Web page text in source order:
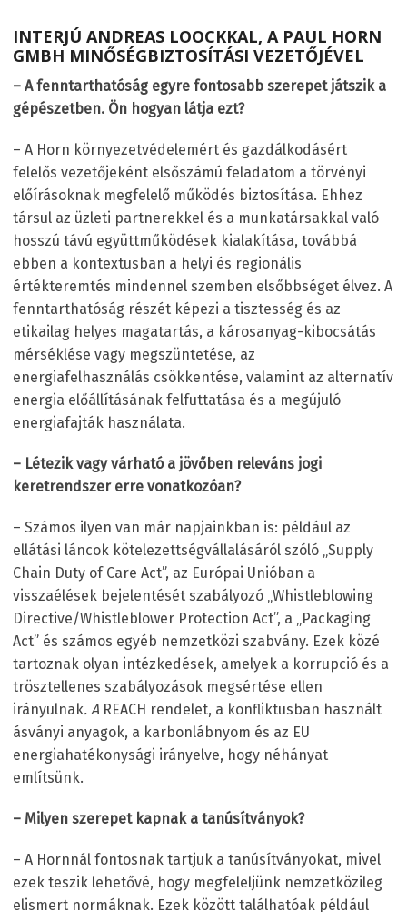
INTERJÚ ANDREAS LOOCKKAL, A PAUL HORN
GMBH MINŐSÉGBIZTOSÍTÁSI VEZETŐJÉVEL
– A fenntarthatóság egyre fontosabb szerepet játszik a
gépészetben. Ön hogyan látja ezt?
– A Horn környezetvédelemért és gazdálkodásért
felelős vezetőjeként elsőszámú feladatom a törvényi
előírásoknak megfelelő működés biztosítása. Ehhez
társul az üzleti partnerekkel és a munkatársakkal való
hosszú távú együttműködések kialakítása, továbbá
ebben a kontextusban a helyi és regionális
értékteremtés mindennel szemben elsőbbséget élvez. A
fenntarthatóság részét képezi a tisztesség és az
etikailag helyes magatartás, a károsanyag-kibocsátás
mérséklése vagy megszüntetése, az
energiafelhasználás csökkentése, valamint az alternatív
energia előállításának felfuttatása és a megújuló
energiafajták használata.
– Létezik vagy várható a jövőben releváns jogi
keretrendszer erre vonatkozóan?
– Számos ilyen van már napjainkban is: például az
ellátási láncok kötelezettségvállalásáról szóló „Supply
Chain Duty of Care Act”, az Európai Unióban a
visszaélések bejelentését szabályozó „Whistleblowing
Directive/Whistleblower Protection Act”, a „Packaging
Act” és számos egyéb nemzetközi szabvány. Ezek közé
tartoznak olyan intézkedések, amelyek a korrupció és a
trösztellenes szabályozások megsértése ellen
irányulnak. A REACH rendelet, a konfliktusban használt
ásványi anyagok, a karbonlábnyom és az EU
energiahatékonysági irányelve, hogy néhányat
említsünk.
– Milyen szerepet kapnak a tanúsítványok?
– A Hornnál fontosnak tartjuk a tanúsítványokat, mivel
ezek teszik lehetővé, hogy megfeleljünk nemzetközileg
elismert normáknak. Ezek között találhatóak például